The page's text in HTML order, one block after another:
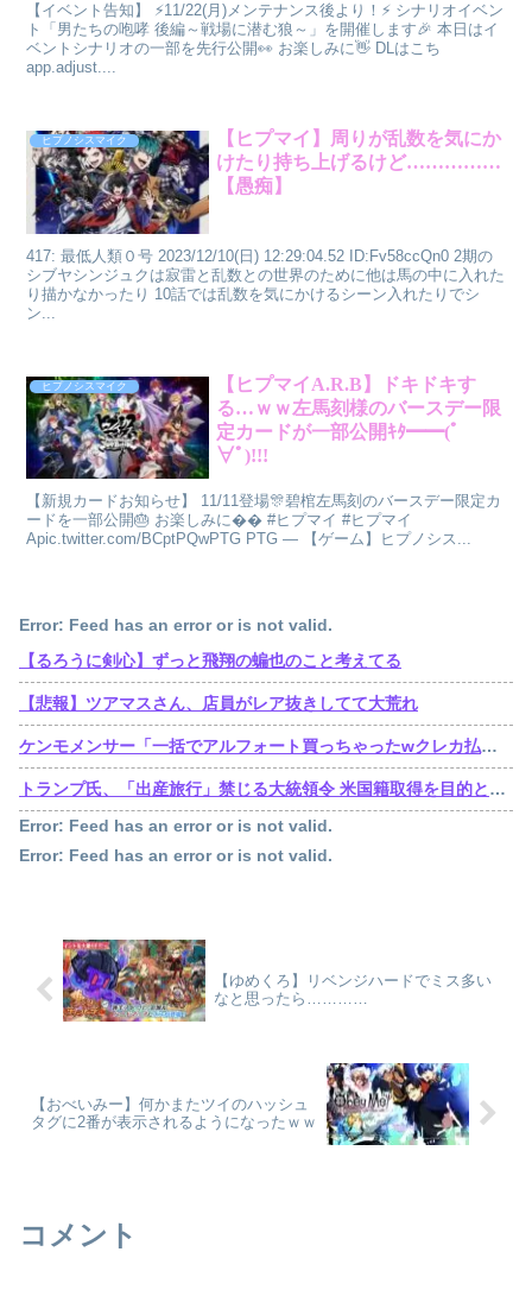
【イベント告知】 ⚡11/22(月)メンテナンス後より！⚡ シナリオイベン
ト「男たちの咆哮 後編～戦場に潜む狼～」を開催します🎉 本日はイ
ベントシナリオの一部を先行公開👀 お楽しみに👋 DLはこち
app.adjust....
ヒプノシスマイク
【ヒプマイ】周りが乱数を気にか
けたり持ち上げるけど……………
【愚痴】
417: 最低人類０号 2023/12/10(日) 12:29:04.52 ID:Fv58ccQn0 2期の
シブヤシンジュクは寂雷と乱数との世界のために他は馬の中に入れた
り描かなかったり 10話では乱数を気にかけるシーン入れたりでシ
ン...
ヒプノシスマイク
【ヒプマイA.R.B】ドキドキす
る…ｗｗ左馬刻様のバースデー限
定カードが一部公開ｷﾀ━━(ﾟ
∀ﾟ)!!!
【新規カードお知らせ】 11/11登場🎊碧棺左馬刻のバースデー限定カ
ードを一部公開🎂 お楽しみに�� #ヒプマイ #ヒプマイ
Apic.twitter.com/BCptPQwPTG PTG — 【ゲーム】ヒプノシス...
Error: Feed has an error or is not valid.
【るろうに剣心】ずっと飛翔の蝙也のこと考えてる
【悲報】ツアマスさん、店員がレア抜きしてて大荒れ
ケンモメンサー「一括でアルフォート買っちゃったwクレカ払いで来月の俺ごめんねー」銀行「デビットカードなんで即時引き落としです」
トランプ氏、「出産旅行」禁じる大統領令 米国籍取得を目的とした中国人らの渡米を問題視
Error: Feed has an error or is not valid.
Error: Feed has an error or is not valid.
【ゆめくろ】リベンジハードでミス多い
なと思ったら…………
【おべいみー】何かまたツイのハッシュ
タグに2番が表示されるようになったｗｗ
コメント